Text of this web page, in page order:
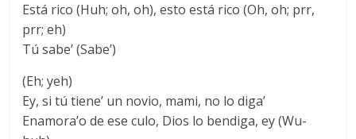
Está rico (Huh; oh, oh), esto está rico (Oh, oh; prr,
prr; eh)
Tú sabe’ (Sabe’)
(Eh; yeh)
Ey, si tú tiene’ un novio, mami, no lo diga’
Enamora’o de ese culo, Dios lo bendiga, ey (Wu-